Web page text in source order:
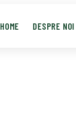
HOME DESPRE NOI